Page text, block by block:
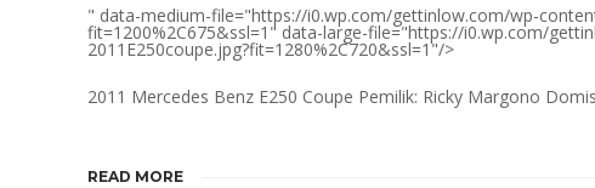
" data-medium-file="https://i0.wp.com/gettinlow.com/wp-
fit=1200%2C675&ssl=1" data-large-file="https://i0.wp.com/
2011E250coupe.jpg?fit=1280%2C720&ssl=1"/>
2011 Mercedes Benz E250 Coupe Pemilik: Ricky Margono
READ MORE